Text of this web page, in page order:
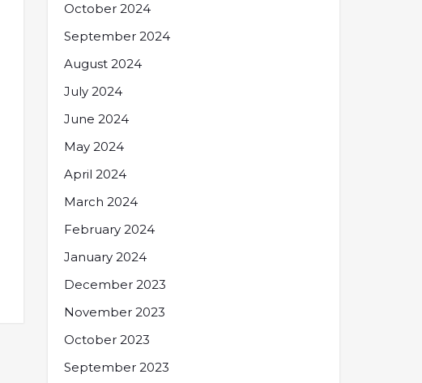
October 2024
September 2024
August 2024
July 2024
June 2024
May 2024
April 2024
March 2024
February 2024
January 2024
December 2023
November 2023
October 2023
September 2023